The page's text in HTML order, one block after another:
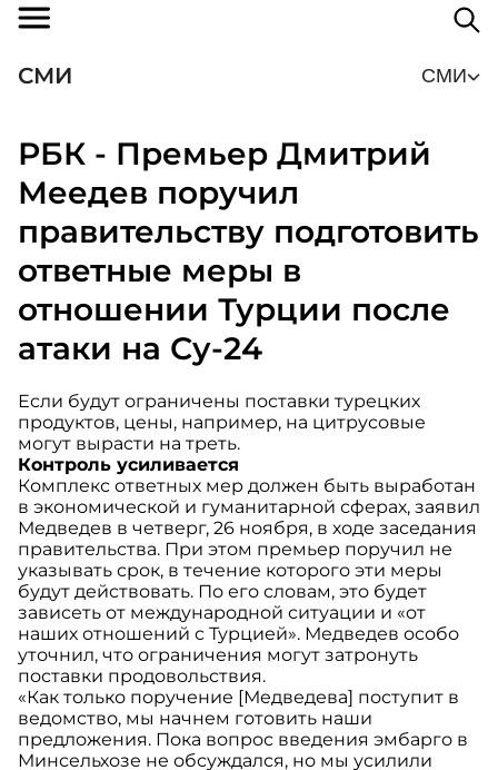
СМИ СМИ
РБК - Премьер Дмитрий
Меедев поручил
правительству подготовить
ответные меры в
отношении Турции после
атаки на Су-24
Если будут ограничены поставки турецких
продуктов, цены, например, на цитрусовые
могут вырасти на треть.
Контроль усиливается
Комплекс ответных мер должен быть выработан
в экономической и гуманитарной сферах, заявил
Медведев в четверг, 26 ноября, в ходе заседания
правительства. При этом премьер поручил не
указывать срок, в течение которого эти меры
будут действовать. По его словам, это будет
зависеть от международной ситуации и «от
наших отношений с Турцией». Медведев особо
уточнил, что ограничения могут затронуть
поставки продовольствия.
«Как только поручение [Медведева] поступит в
ведомство, мы начнем готовить наши
предложения. Пока вопрос введения эмбарго в
Минсельхозе не обсуждался, но мы усилили